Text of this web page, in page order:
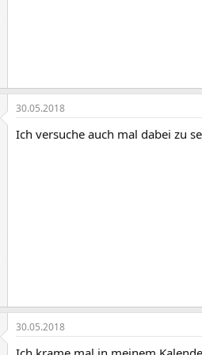
30.05.2018
Ich versuche auch mal dabei zu
30.05.2018